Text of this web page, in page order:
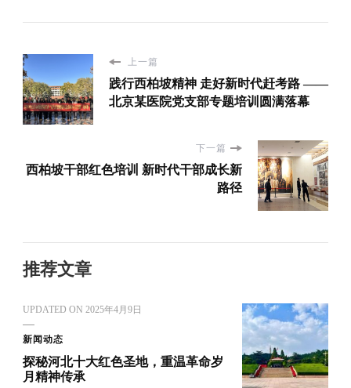
上一篇
践行西柏坡精神 走好新时代赶考路 ——
北京某医院党支部专题培训圆满落幕
下一篇
西柏坡干部红色培训 新时代干部成长新
路径
推荐文章
UPDATED ON 2025年4月9日
新闻动态
探秘河北十大红色圣地，重温革命岁
月精神传承‌